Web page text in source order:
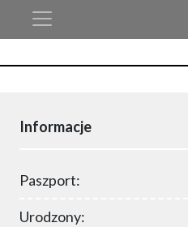
Informacje
Paszport:
Urodzony: